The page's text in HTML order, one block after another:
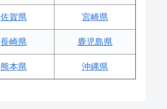
佐賀県 宮崎県
長崎県 鹿児島県
熊本県 沖縄県